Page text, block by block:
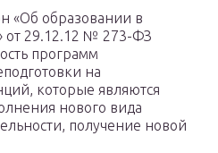
«Об образовании в
от 29.12.12 № 273-ФЗ
программ
на
которые являются
нового вида
получение новой